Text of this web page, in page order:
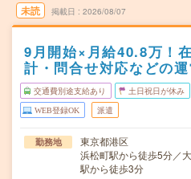
未読 掲載日 2026/08/07
9月開始×月給40.8万！
計・問合せ対応などの
交通費別途支給あり 土日祝日が休み
WEB登録OK 派遣
勤務地
東京都港区
浜松町駅から徒歩5分／
駅から徒歩3分